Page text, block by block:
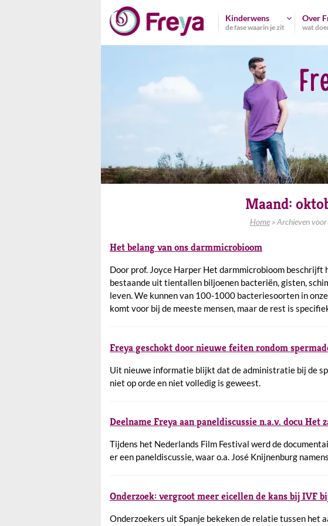
inhoud
springen
Kinderwens
de fase waarin je zit
Over
wat
Maand:
Home» Archieven
Het belang van ons darmmicrobioom
Door prof. Joyce Harper Het darmmicrobioom beschrijft
bestaande uit tientallen biljoenen bacteriën, gisten,
leven. We kunnen van 100-1000 bacteriesoorten in
komt voor bij de meeste mensen, maar de rest is
Freya geschokt door nieuwe feiten rondom
Uit nieuwe informatie blijkt dat de administratie bij de
niet op orde en niet volledig is geweest.
Deelname Freya aan paneldiscussie n.a.v. docu Het
Tijdens het Nederlands Film Festival werd de
er een paneldiscussie, waar o.a. José Knijnenburg
Onderzoek: vergroot meer eicellen de kans bij IVF
Onderzoekers uit Spanje bekeken de relatie tussen het